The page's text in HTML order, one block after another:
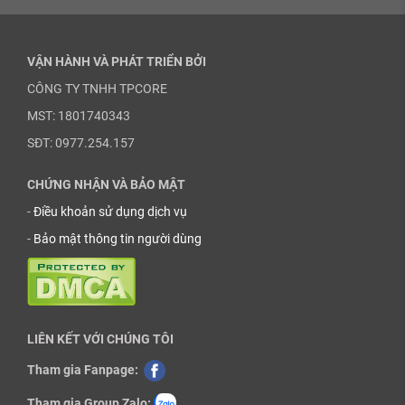
VẬN HÀNH VÀ PHÁT TRIỂN BỞI
CÔNG TY TNHH TPCORE
MST: 1801740343
SĐT: 0977.254.157
CHỨNG NHẬN VÀ BẢO MẬT
-Điều khoản sử dụng dịch vụ
- Bảo mật thông tin người dùng
LIÊN KẾT VỚI CHÚNG TÔI
Tham gia Fanpage: